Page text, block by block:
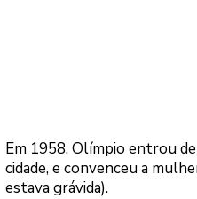
Em 1958, Olímpio entrou
cidade, e convenceu a
estava grávida).